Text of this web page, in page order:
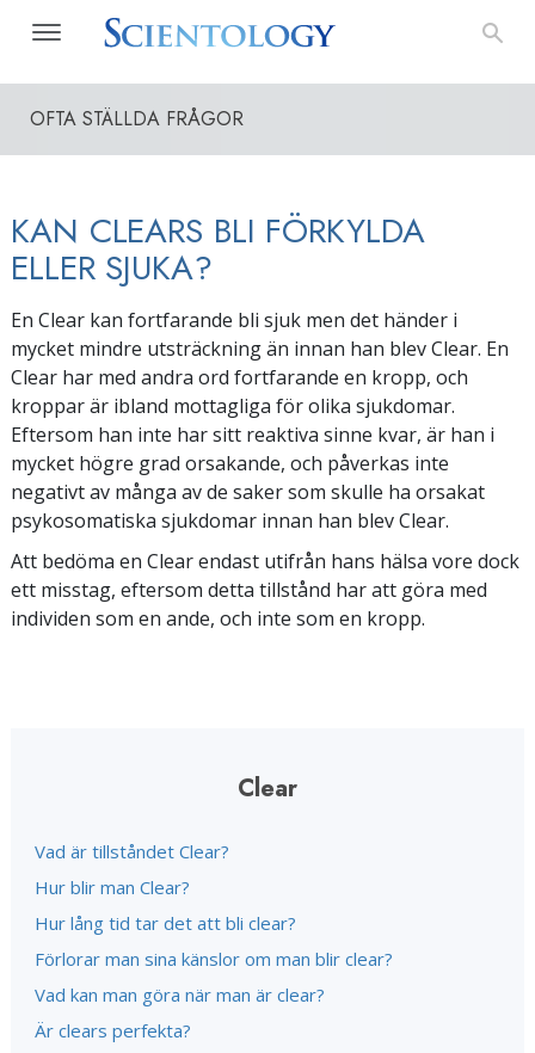
OFTA STÄLLDA FRÅGOR
KAN CLEARS BLI FÖRKYLDA
ELLER SJUKA?
En Clear kan fortfarande bli sjuk men det händer i
mycket mindre utsträckning än innan han blev Clear. En
Clear har med andra ord fortfarande en kropp, och
kroppar är ibland mottagliga för olika sjukdomar.
Eftersom han inte har sitt reaktiva sinne kvar, är han i
mycket högre grad orsakande, och påverkas inte
negativt av många av de saker som skulle ha orsakat
psykosomatiska sjukdomar innan han blev Clear.
Att bedöma en Clear endast utifrån hans hälsa vore dock
ett misstag, eftersom detta tillstånd har att göra med
individen som en ande, och inte som en kropp.
Clear
Vad är tillståndet Clear?
Hur blir man Clear?
Hur lång tid tar det att bli clear?
Förlorar man sina känslor om man blir clear?
Vad kan man göra när man är clear?
Är clears perfekta?